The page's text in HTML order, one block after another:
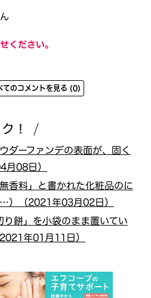
ください。
てのコメントを見る (0)
！
ダーファンデの表面が、固く
08日）
香料」と書かれた化粧品のに
）（2021年03月02日）
り餅」を小袋のまま置いてい
年01月11日）